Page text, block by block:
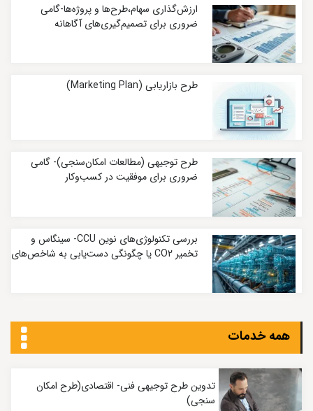
ارزش‌گذاری سهام،طرح‌ها و پروژه‌ها-گامی
ضروری برای تصمیم‌گیری‌های آگاهانه
طرح بازاریابی (Marketing Plan)
طرح توجیهی (مطالعات امکان‌سنجی)- گامی
ضروری برای موفقیت در کسب‌وکار
بررسی تکنولوژی‌های نوین CCU- سینگاس و
تخمیر CO2 یا چگونگی دست‌یابی به شاخص‌های
همه خدمات
تدوین طرح توجیهی فنی- اقتصادی(طرح امکان
سنجی)